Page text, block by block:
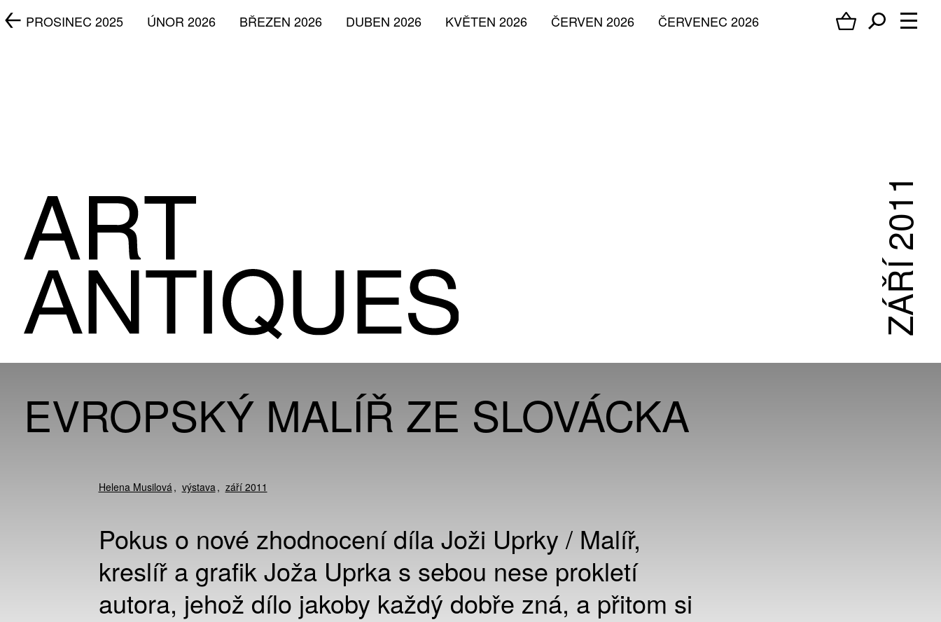
ČERVENEC 2026
ČERVEN 2026
KVĚTEN 2026
DUBEN 2026
BŘEZEN 2026
ÚNOR 2026
PROSINEC 2025
ZÁŘÍ 2011
EVROPSKÝ MALÍŘ ZE SLOVÁCKA
Helena Musilová výstava září 2011
Pokus o nové zhodnocení díla Joži Uprky / Malíř,
kreslíř a grafik Joža Uprka s sebou nese prokletí
autora, jehož dílo jakoby každý dobře zná, a přitom si